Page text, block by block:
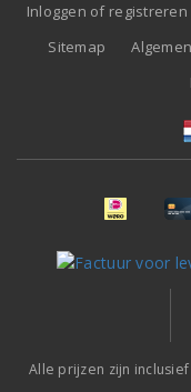
Inloggen of registreren
Sitemap
Alle prijzen zijn